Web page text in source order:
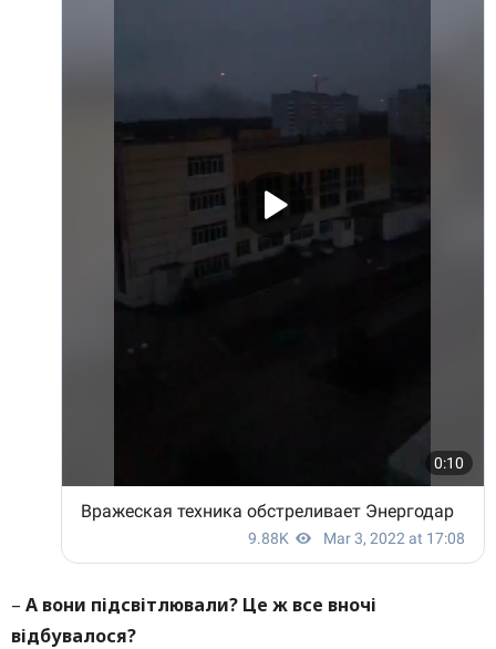
– А вони підсвітлювали? Це ж все вночі
відбувалося?